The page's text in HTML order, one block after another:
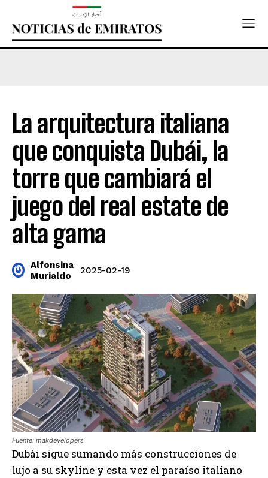
La arquitectura italiana
que conquista Dubái, la
torre que cambiará el
juego del real estate de
alta gama
Alfonsina
Murialdo
2025-02-19
Fuente: makdevelopers
Dubái sigue sumando más construcciones de
lujo a su skyline y esta vez el paraíso italiano